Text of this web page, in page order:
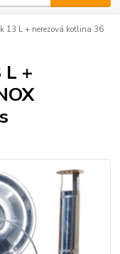
13 L + nerezová kotlina 36
+